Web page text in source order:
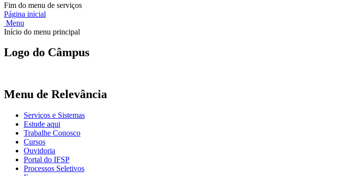
Fim do menu de serviços
Página inicial
Menu
Início do menu principal
Logo do Câmpus
Menu de Relevância
Serviços e Sistemas
Estude aqui
Trabalhe Conosco
Cursos
Ouvidoria
Portal do IFSP
Processos Seletivos